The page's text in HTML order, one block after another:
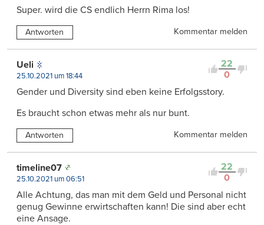
Super. wird die CS endlich Herrn Rima los!
Antworten Kommentar melden
22
0
Ueli
25.10.2021 um 18:44
Gender und Diversity sind eben keine Erfolgsstory.
Es braucht schon etwas mehr als nur bunt.
Antworten Kommentar melden
22
0
timeline07
25.10.2021 um 06:51
Alle Achtung, das man mit dem Geld und Personal nicht
genug Gewinne erwirtschaften kann! Die sind aber echt
eine Ansage.